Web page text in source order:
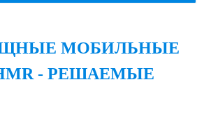
МОБИЛЬНЫЕ
- РЕШАЕМЫЕ